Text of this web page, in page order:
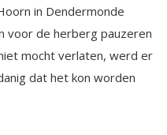
in Dendermonde
voor de herberg pauzeren
mocht verlaten, werd er
dat het kon worden